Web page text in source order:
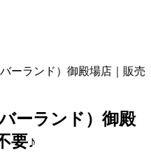
ーランド）御殿場店｜販売
ーランド）御殿
要♪